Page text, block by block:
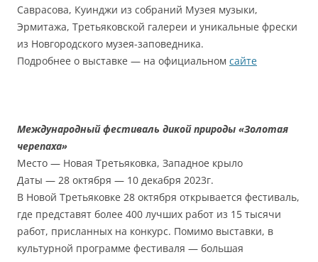
Саврасова, Куинджи из собраний Музея музыки,
Эрмитажа, Третьяковской галереи и уникальные фрески
из Новгородского музея-заповедника.
Подробнее о выставке — на официальном сайте
Международный фестиваль дикой природы «Золотая
черепаха»
Место — Новая Третьяковка, Западное крыло
Даты — 28 октября — 10 декабря 2023г.
В Новой Третьяковке 28 октября открывается фестиваль,
где представят более 400 лучших работ из 15 тысячи
работ, присланных на конкурс. Помимо выставки, в
культурной программе фестиваля — большая